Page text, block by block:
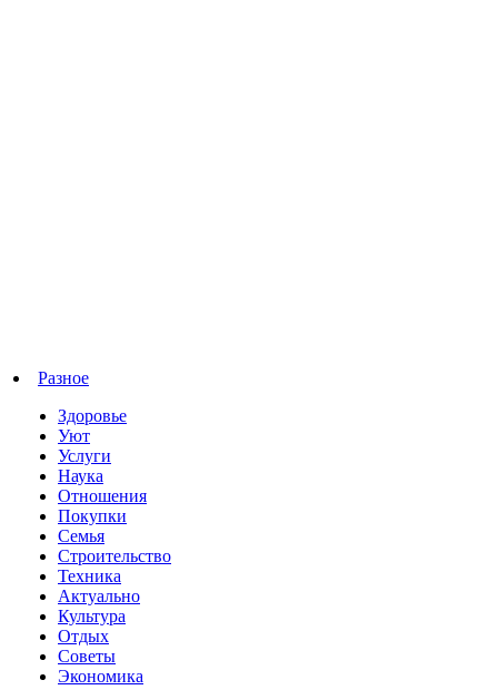
Разное
Здоровье
Уют
Услуги
Наука
Отношения
Покупки
Семья
Строительство
Техника
Актуально
Культура
Отдых
Советы
Экономика